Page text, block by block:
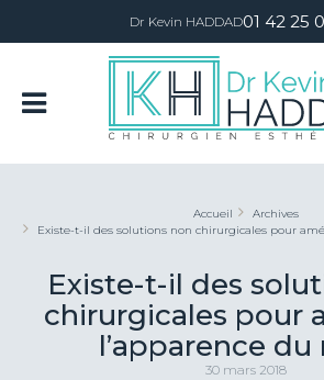
Dr Kevin HADDAD01 42 25
Accueil
Archives
Existe-t-il des solutions non chirurgicales pour
Existe-t-il des
chirurgicales pour
l’apparence du
30 mars 2018